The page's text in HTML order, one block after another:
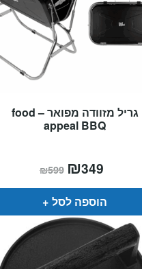
גריל מזוודה מפואר – food
appeal BBQ
₪599 המחיר
המקורי
היה:
₪599.
₪349
הוא:
הוספה לסל